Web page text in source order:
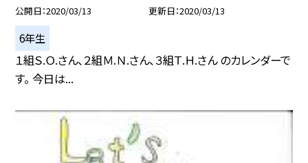
公開日 2020/03/13 更新日 2020/03/13
6年生
１組Ｓ.Ｏ.さん、２組Ｍ.Ｎ.さん、３組Ｔ.Ｈ.さん のカレンダーで
す。 今日は...